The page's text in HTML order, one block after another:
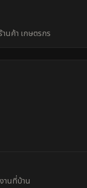
นค้า เกษตรกร
านที่บ้าน